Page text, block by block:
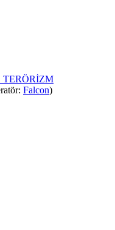
Falcon)